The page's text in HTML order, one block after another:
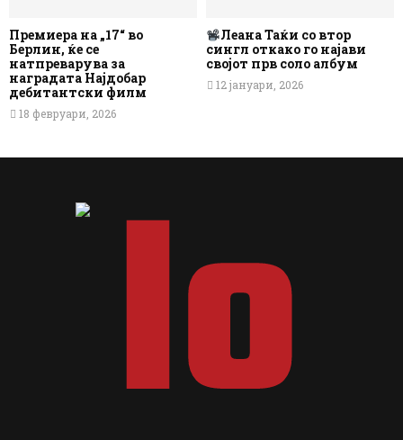
Премиера на „17“ во
Берлин, ќе се
натпреварува за
наградата Најдобар
дебитантски филм
18 февруари, 2026
Леана Таќи со втор
сингл откако го најави
својот прв соло албум
12 јануари, 2026